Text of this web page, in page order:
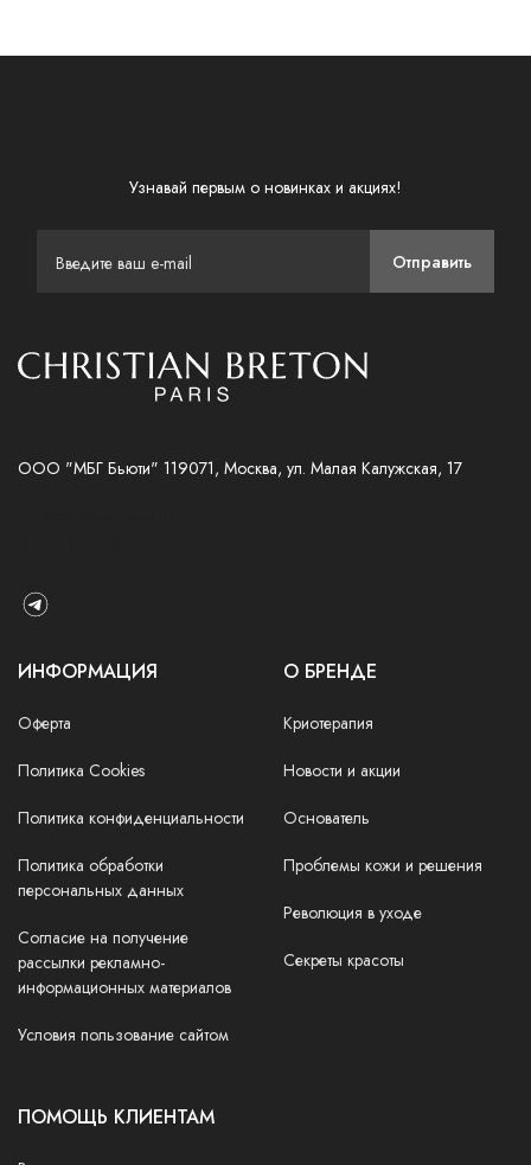
Узнавай первым о новинках и акциях!
Отправить
ООО "МБГ Бьюти" 119071, Москва, ул. Малая Калужская, 17
ИНФОРМАЦИЯ
Оферта
Политика Cookies
Политика конфиденциальности
Политика обработки
персональных данных
Согласие на получение
рассылки рекламно-
информационных материалов
Условия пользование сайтом
О БРЕНДЕ
Криотерапия
Новости и акции
Основатель
Проблемы кожи и решения
Революция в уходе
Секреты красоты
ПОМОЩЬ КЛИЕНТАМ